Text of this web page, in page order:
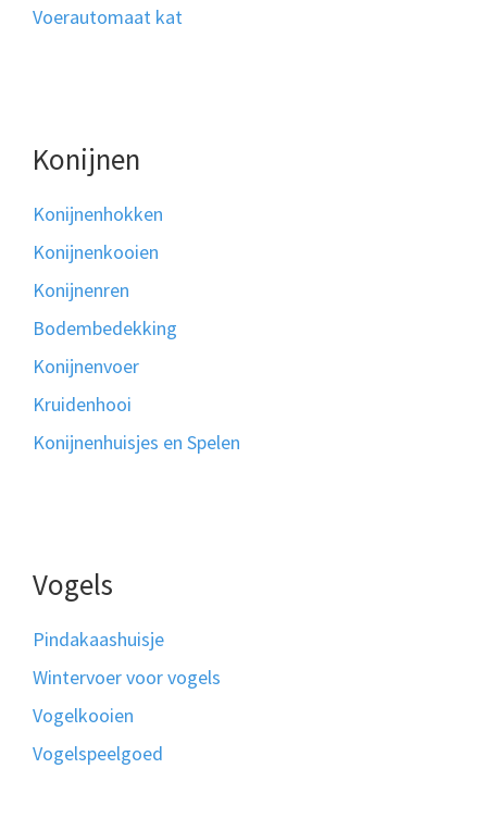
Voerautomaat kat
Konijnen
Konijnenhokken
Konijnenkooien
Konijnenren
Bodembedekking
Konijnenvoer
Kruidenhooi
Konijnenhuisjes en Spelen
Vogels
Pindakaashuisje
Wintervoer voor vogels
Vogelkooien
Vogelspeelgoed